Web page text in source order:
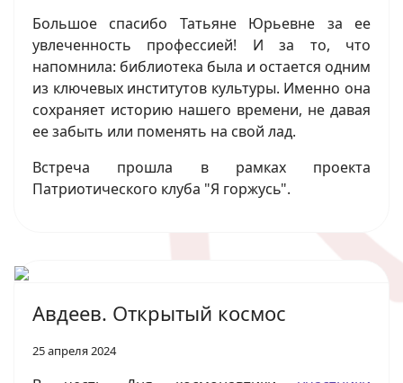
Большое спасибо Татьяне Юрьевне за ее
увлеченность профессией! И за то, что
напомнила: библиотека была и остается одним
из ключевых институтов культуры. Именно она
сохраняет историю нашего времени, не давая
ее забыть или поменять на свой лад.
Встреча прошла в рамках проекта
Патриотического клуба "Я горжусь".
Авдеев. Открытый космос
25 апреля 2024